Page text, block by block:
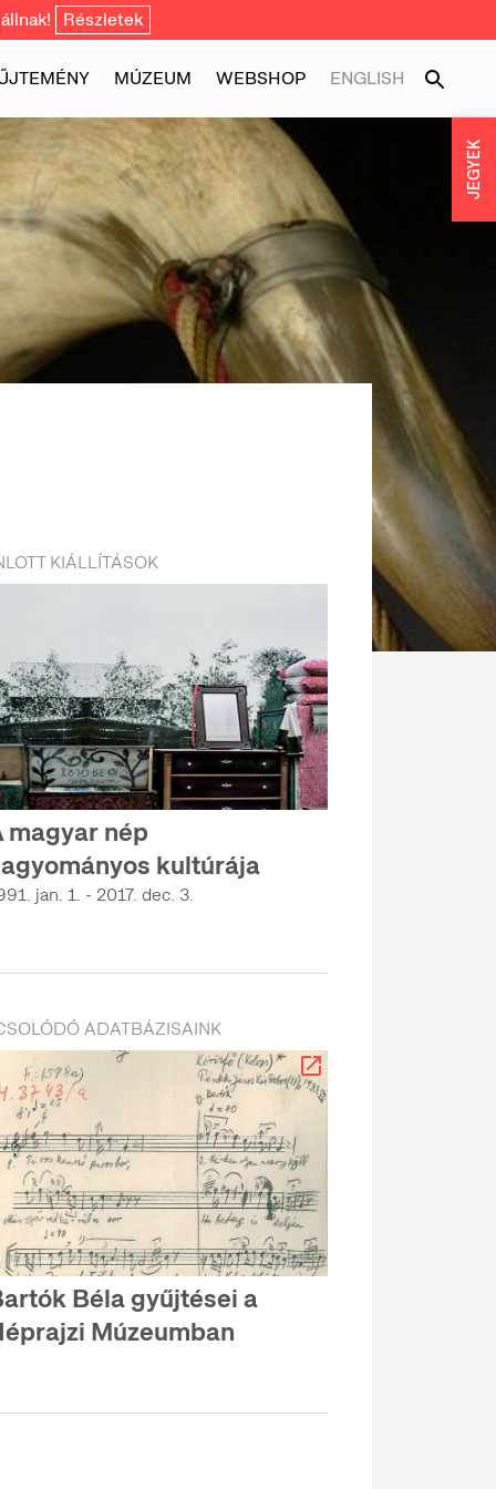
Részletek
MÚZEUM WEBSHOP ENGLISH
KIÁLLÍTÁSOK
magyar nép
kultúrája
jan. 1. - 2017. dec. 3.
ADATBÁZISAINK
Béla gyűjtései a
Múzeumban
JEGYEK